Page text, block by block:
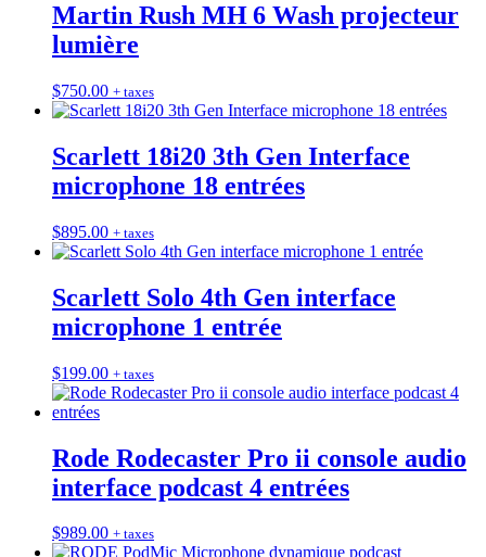
Martin Rush MH 6 Wash projecteur
lumière
$750.00 + taxes
Scarlett 18i20 3th Gen Interface
microphone 18 entrées
$895.00 + taxes
Scarlett Solo 4th Gen interface
microphone 1 entrée
$199.00 + taxes
Rode Rodecaster Pro ii console audio
interface podcast 4 entrées
$989.00 + taxes